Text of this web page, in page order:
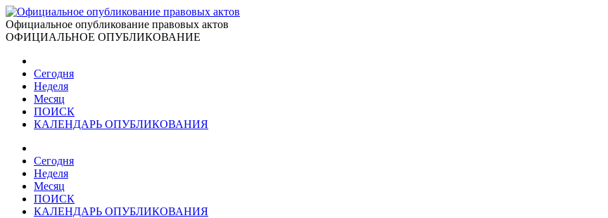
Официальное опубликование правовых актов
ОФИЦИАЛЬНОЕ ОПУБЛИКОВАНИЕ
Сегодня
Неделя
Месяц
ПОИСК
КАЛЕНДАРЬ ОПУБЛИКОВАНИЯ
Сегодня
Неделя
Месяц
ПОИСК
КАЛЕНДАРЬ ОПУБЛИКОВАНИЯ